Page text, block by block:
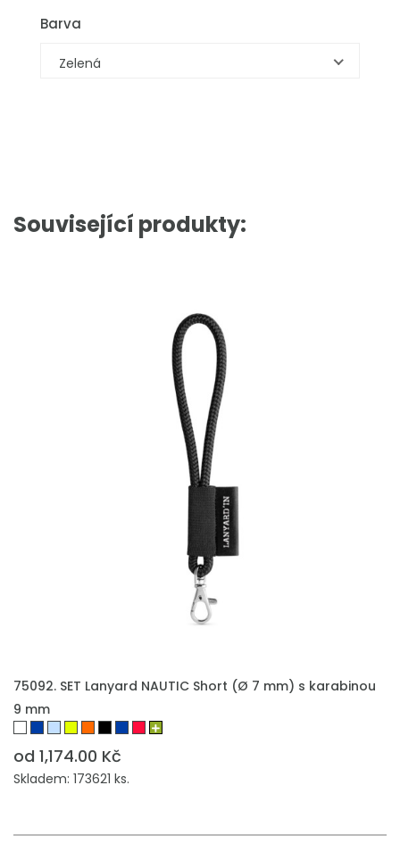
Barva
Zelená
Související produkty:
75092. SET Lanyard NAUTIC Short (Ø 7 mm) s karabinou
9 mm
od 1,174.00 Kč
Skladem: 173621 ks.